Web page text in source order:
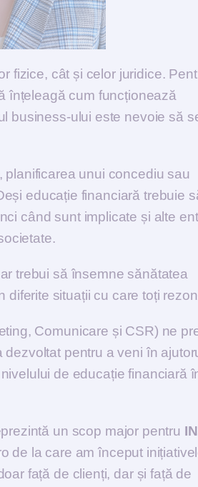
fizice, cât și celor juridice.
înțeleagă cum funcționează
business-ului este nevoie să
unui concediu sau
educație financiară trebuie
când sunt implicate și alte
trebui să însemne sănătatea
diferite situații cu care toți
Comunicare și CSR) ne
pentru a veni în
de educație financiară
un scop major pentru
de la care am început
față de clienți, dar și față de